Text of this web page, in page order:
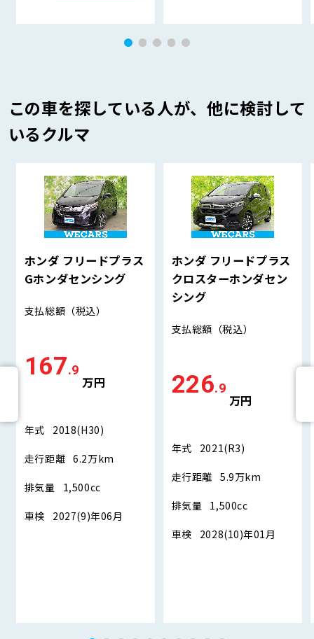
この車を探している人が、他に検討して
いるクルマ
ホンダ フリードプラス
Gホンダセンシング
支払総額 （税込）
167.9
万円
年式 2018(H30)
走行距離 6.2万km
排気量 1,500cc
車検 2027(9)年06月
ホンダ フリードプラス
クロスターホンダセン
シング
支払総額 （税込）
226.9
万円
年式 2021(R3)
走行距離 5.9万km
排気量 1,500cc
車検 2028(10)年01月